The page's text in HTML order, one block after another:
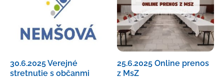
30.6.2025 Verejné
stretnutie s občanmi
25.6.2025 Online prenos
z MsZ